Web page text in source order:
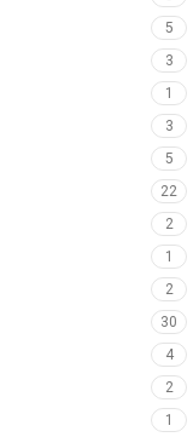
5
3
1
3
5
22
2
1
2
30
4
2
1